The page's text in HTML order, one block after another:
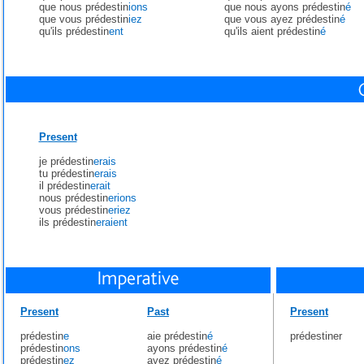
que nous prédestinions
que vous prédestiniez
qu'ils prédestinent
que nous ayons prédestiné
que vous ayez prédestiné
qu'ils aient prédestiné
Present
je prédestinerais
tu prédestinerais
il prédestinerait
nous prédestinerions
vous prédestineriez
ils prédestineraient
Present
prédestine
prédestinons
prédestinez
Past
aie prédestiné
ayons prédestiné
ayez prédestiné
Present
prédestiner